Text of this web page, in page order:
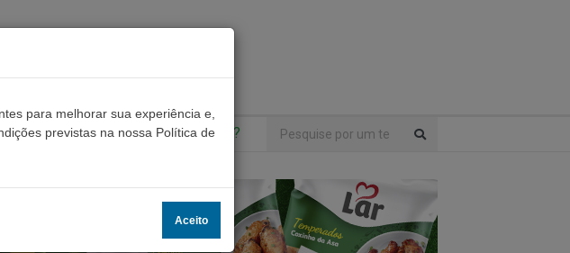
Contato Não encontrou algo?
para melhorar sua experiência e,
previstas na nossa Política de
Aceito